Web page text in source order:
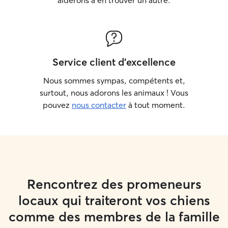
Service client d'excellence
Nous sommes sympas, compétents et,
surtout, nous adorons les animaux ! Vous
pouvez nous contacter à tout moment.
Rencontrez des promeneurs
locaux qui traiteront vos chiens
comme des membres de la famille